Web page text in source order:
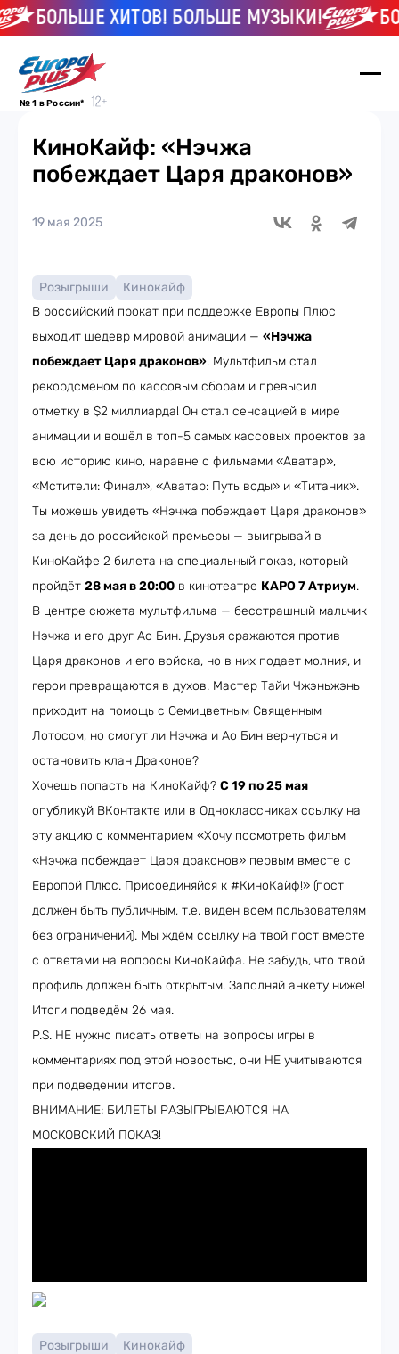
БОЛЬШЕ ХИТОВ! БОЛЬШЕ МУЗЫКИ!
№ 1 в России*
КиноКайф: «Нэчжа
побеждает Царя драконов»
19 мая 2025
Розыгрыши
Кинокайф
В российский прокат при поддержке Европы Плюс
выходит шедевр мировой анимации — «Нэчжа
побеждает Царя драконов». Мультфильм стал
рекордсменом по кассовым сборам и превысил
отметку в $2 миллиарда! Он стал сенсацией в мире
анимации и вошёл в топ-5 самых кассовых проектов за
всю историю кино, наравне с фильмами «Аватар»,
«Мстители: Финал», «Аватар: Путь воды» и «Титаник».
Ты можешь увидеть «Нэчжа побеждает Царя драконов»
за день до российской премьеры — выигрывай в
КиноКайфе 2 билета на специальный показ, который
пройдёт 28 мая в 20:00 в кинотеатре КАРО 7 Атриум.
В центре сюжета мультфильма — бесстрашный мальчик
Нэчжа и его друг Ао Бин. Друзья сражаются против
Царя драконов и его войска, но в них подает молния, и
герои превращаются в духов. Мастер Тайи Чжэньжэнь
приходит на помощь с Семицветным Священным
Лотосом, но смогут ли Нэчжа и Ао Бин вернуться и
остановить клан Драконов?
Хочешь попасть на КиноКайф? С 19 по 25 мая
опубликуй ВКонтакте или в Одноклассниках ссылку на
эту акцию с комментарием «Хочу посмотреть фильм
«Нэчжа побеждает Царя драконов» первым вместе с
Европой Плюс. Присоединяйся к #КиноКайф!» (пост
должен быть публичным, т.е. виден всем пользователям
без ограничений). Мы ждём ссылку на твой пост вместе
с ответами на вопросы КиноКайфа. Не забудь, что твой
профиль должен быть открытым. Заполняй анкету ниже!
Итоги подведём 26 мая.
P.S. НЕ нужно писать ответы на вопросы игры в
комментариях под этой новостью, они НЕ учитываются
при подведении итогов.
ВНИМАНИЕ: БИЛЕТЫ РАЗЫГРЫВАЮТСЯ НА
МОСКОВСКИЙ ПОКАЗ!
Розыгрыши Кинокайф